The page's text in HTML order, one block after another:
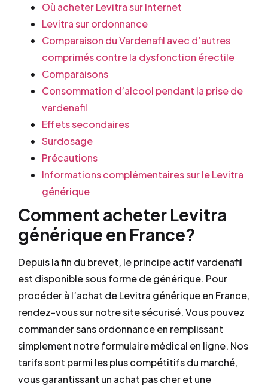
Où acheter Levitra sur Internet
Levitra sur ordonnance
Comparaison du Vardenafil avec d’autres
comprimés contre la dysfonction érectile
Comparaisons
Consommation d’alcool pendant la prise de
vardenafil
Effets secondaires
Surdosage
Précautions
Informations complémentaires sur le Levitra
générique
Comment acheter Levitra
générique en France?
Depuis la fin du brevet, le principe actif vardenafil
est disponible sous forme de générique. Pour
procéder à l’achat de Levitra générique en France,
rendez-vous sur notre site sécurisé. Vous pouvez
commander sans ordonnance en remplissant
simplement notre formulaire médical en ligne. Nos
tarifs sont parmi les plus compétitifs du marché,
vous garantissant un achat pas cher et une